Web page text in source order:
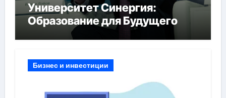
Университет Синергия:
Образование для Будущего
Бизнес и инвестиции